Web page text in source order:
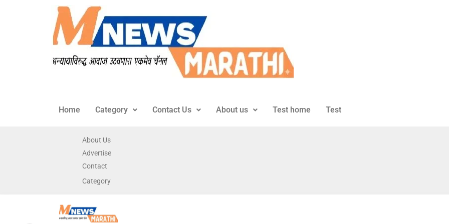
Home Category Contact Us About us Test home Test
About Us
Advertise
Contact
Category